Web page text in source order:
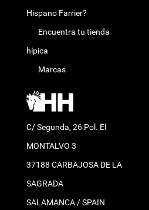
Hispano Farrier?
Encuentra tu tienda
hípica
Marcas
C/ Segunda, 26 Pol. El
MONTALVO 3
37188 CARBAJOSA DE LA
SAGRADA
SALAMANCA / SPAIN